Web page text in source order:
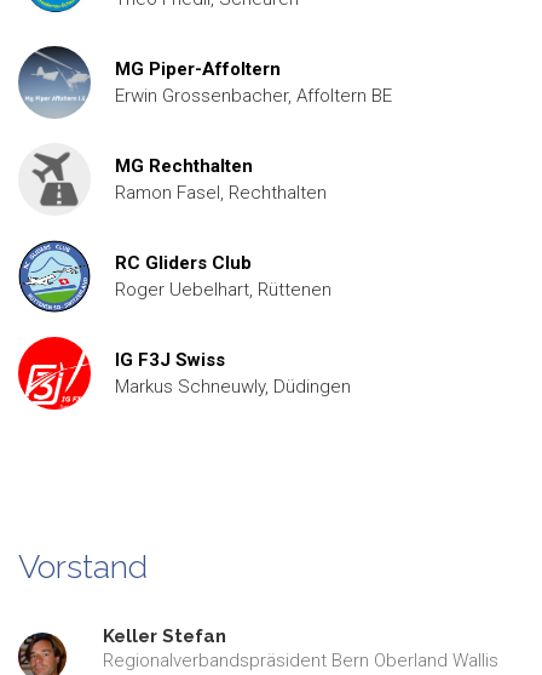
MG Piper-Affoltern
Erwin Grossenbacher, Affoltern BE
MG Rechthalten
Ramon Fasel, Rechthalten
RC Gliders Club
Roger Uebelhart, Rüttenen
IG F3J Swiss
Markus Schneuwly, Düdingen
Vorstand
Keller Stefan
Regionalverbandspräsident Bern Oberland Wallis